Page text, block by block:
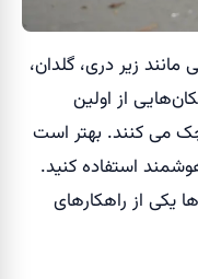
زیر دری، گلدان،
از اولین
می کنند. بهتر است
استفاده کنید.
یکی از راهکارهای